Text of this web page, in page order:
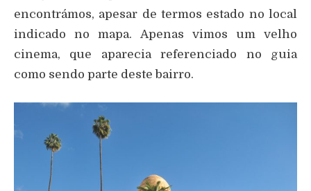
encontrámos, apesar de termos estado no local
indicado no mapa. Apenas vimos um velho
cinema, que aparecia referenciado no guia
como sendo parte deste bairro.